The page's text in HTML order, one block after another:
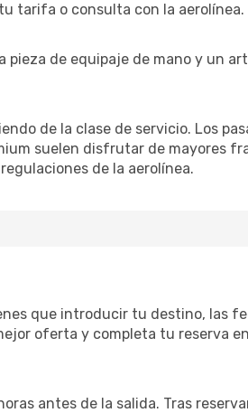
tarifa o consulta con la aerolínea.
de equipaje de mano y un
de la clase de servicio. Los
suelen disfrutar de mayores
de la aerolínea.
que introducir tu destino, las
oferta y completa tu reserva
antes de la salida. Tras